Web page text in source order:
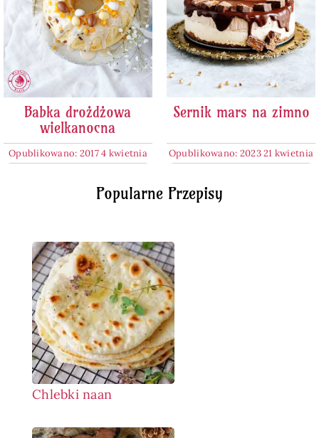
Popularne Przepisy
Chlebki naan
Babka drożdżowa
wielkanocna
Opublikowano: 2017 4 kwietnia
Sernik mars na zimno
Opublikowano: 2023 21 kwietnia